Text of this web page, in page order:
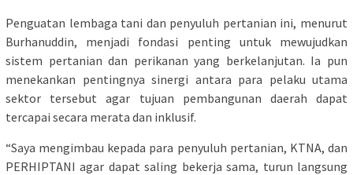
Penguatan lembaga tani dan penyuluh pertanian ini, menurut
Burhanuddin, menjadi fondasi penting untuk mewujudkan
sistem pertanian dan perikanan yang berkelanjutan. Ia pun
menekankan pentingnya sinergi antara para pelaku utama
sektor tersebut agar tujuan pembangunan daerah dapat
tercapai secara merata dan inklusif.
“Saya mengimbau kepada para penyuluh pertanian, KTNA, dan
PERHIPTANI agar dapat saling bekerja sama, turun langsung